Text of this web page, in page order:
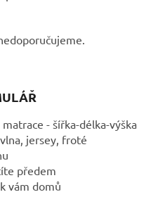
- šířka-délka-výška
jersey, froté
předem
vám domů